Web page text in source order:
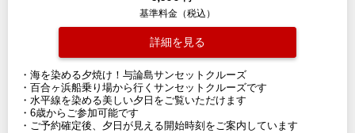
基準料金（税込）
詳細を見る
・海を染める夕焼け！与論島サンセットクルーズ
・百合ヶ浜船乗り場から行くサンセットクルーズです
・水平線を染める美しい夕日をご覧いただけます
・6歳からご参加可能です
・ご予約確定後、夕日が見える開始時刻をご案内しています